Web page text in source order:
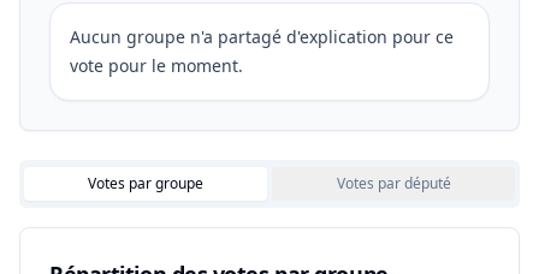
Aucun groupe n'a partagé d'explication pour ce
vote pour le moment.
Votes par groupe Votes par député